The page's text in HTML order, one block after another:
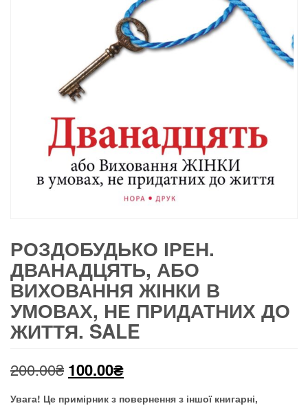
РОЗДОБУДЬКО ІРЕН.
ДВАНАДЦЯТЬ, АБО
ВИХОВАННЯ ЖІНКИ В
УМОВАХ, НЕ ПРИДАТНИХ ДО
ЖИТТЯ. SALE
200.00₴ Оригінальна
ціна:
100.00₴Поточна
ціна:
Увага! Це примірник з повернення з іншої книгарні,